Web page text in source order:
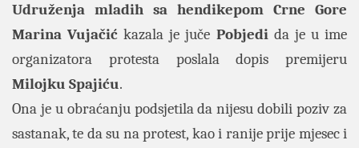
Udruženja mladih sa hendikepom Crne Gore
Marina Vujačić kazala je juče Pobjedida je u ime
organizatora protesta poslala dopis premijeru
Milojku Spajiću.
Ona je u obraćanju podsjetila da nijesu dobili poziv za
sastanak, te da su na protest, kao i ranije prije mjesec i